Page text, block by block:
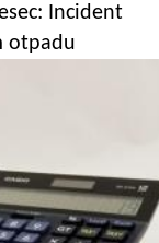
Incident
otpadu